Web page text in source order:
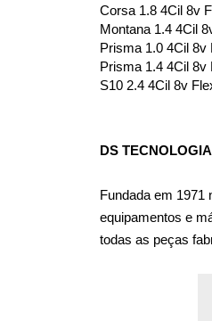
Corsa 1.8 4Cil 8v
Montana 1.4 4Cil
Prisma 1.0 4Cil 8v
Prisma 1.4 4Cil 8v
S10 2.4 4Cil 8v
DS
Fundada em 1971
equipamentos e
todas as peças